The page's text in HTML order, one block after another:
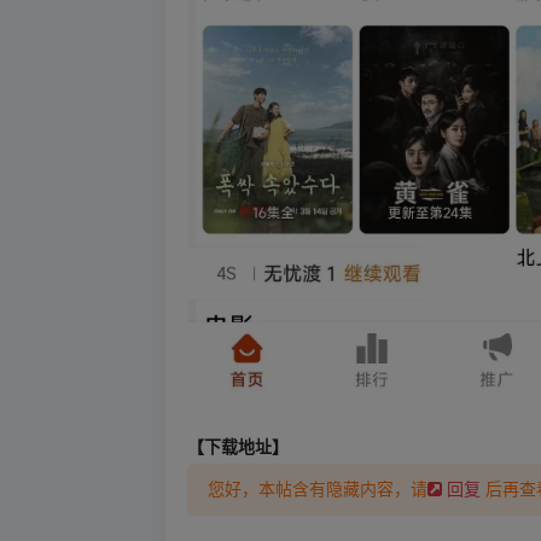
【下载地址】
您好，本帖含有隐藏内容，请
回复 后再